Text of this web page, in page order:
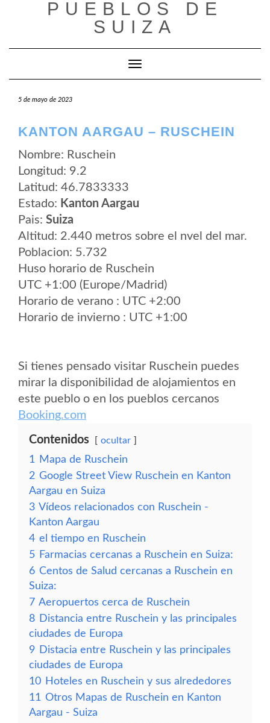
PUEBLOS DE
SUIZA
Cambiar modo de navegación
5 de mayo de 2023
KANTON AARGAU – RUSCHEIN
Nombre: Ruschein
Longitud: 9.2
Latitud: 46.7833333
Estado: Kanton Aargau
Pais: Suiza
Altitud: 2.440 metros sobre el nvel del mar.
Poblacion: 5.732
Huso horario de Ruschein
UTC +1:00 (Europe/Madrid)
Horario de verano : UTC +2:00
Horario de invierno : UTC +1:00
Si tienes pensado visitar Ruschein puedes
mirar la disponibilidad de alojamientos en
este pueblo o en los pueblos cercanos
Booking.com
Contenidos ocultar
1
Mapa de Ruschein
2 Google Street View Ruschein en Kanton
Aargau en Suiza
3 Vídeos relacionados con Ruschein -
Kanton Aargau
4 el tiempo en Ruschein
5 Farmacias cercanas a Ruschein en Suiza:
6 Centos de Salud cercanas a Ruschein en
Suiza:
7 Aeropuertos cerca de Ruschein
8 Distancia entre Ruschein y las principales
ciudades de Europa
9 Distacia entre Ruschein y las principales
ciudades de Europa
10 Hoteles en Ruschein y sus alrededores
11 Otros Mapas de Ruschein en Kanton
Aargau - Suiza